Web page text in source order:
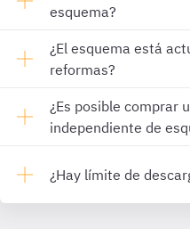
esquema?
¿El esquema está
reformas?
¿Es posible comprar
independiente de
¿Hay límite de